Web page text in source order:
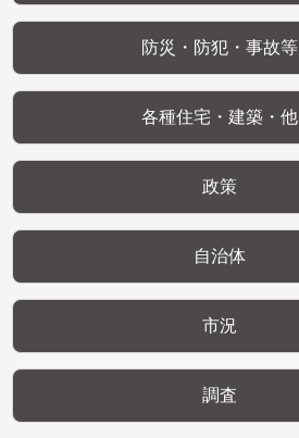
防災・防犯・事故等
各種住宅・建築・他
政策
自治体
市況
調査